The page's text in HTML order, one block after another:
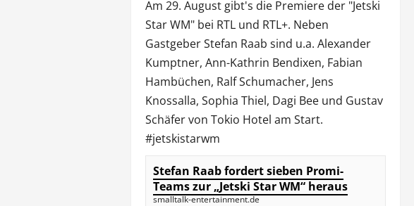
Am 29. August gibt's die Premiere der "Jetski
Star WM" bei RTLund RTL+. Neben
Gastgeber Stefan Raab sind u.a. Alexander
Kumptner, Ann-Kathrin Bendixen, Fabian
Hambüchen, Ralf Schumacher, Jens
Knossalla, Sophia Thiel, Dagi Beeund Gustav
Schäfer von Tokio Hotel am Start.
#jetskistarwm
Stefan Raab fordert sieben Promi-
Teams zur „Jetski Star WM“ heraus
smalltalk-entertainment.de